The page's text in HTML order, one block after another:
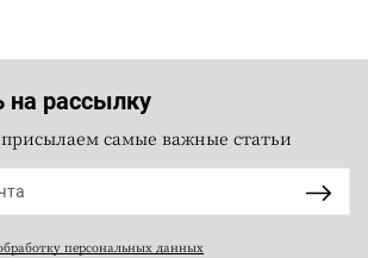
на рассылку
самые важные статьи
персональных данных